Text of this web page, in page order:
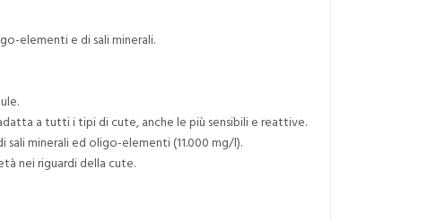
elementi e di sali minerali.
a tutti i tipi di cute, anche le più sensibili e reattive.
minerali ed oligo-elementi (11.000 mg/l).
nei riguardi della cute.